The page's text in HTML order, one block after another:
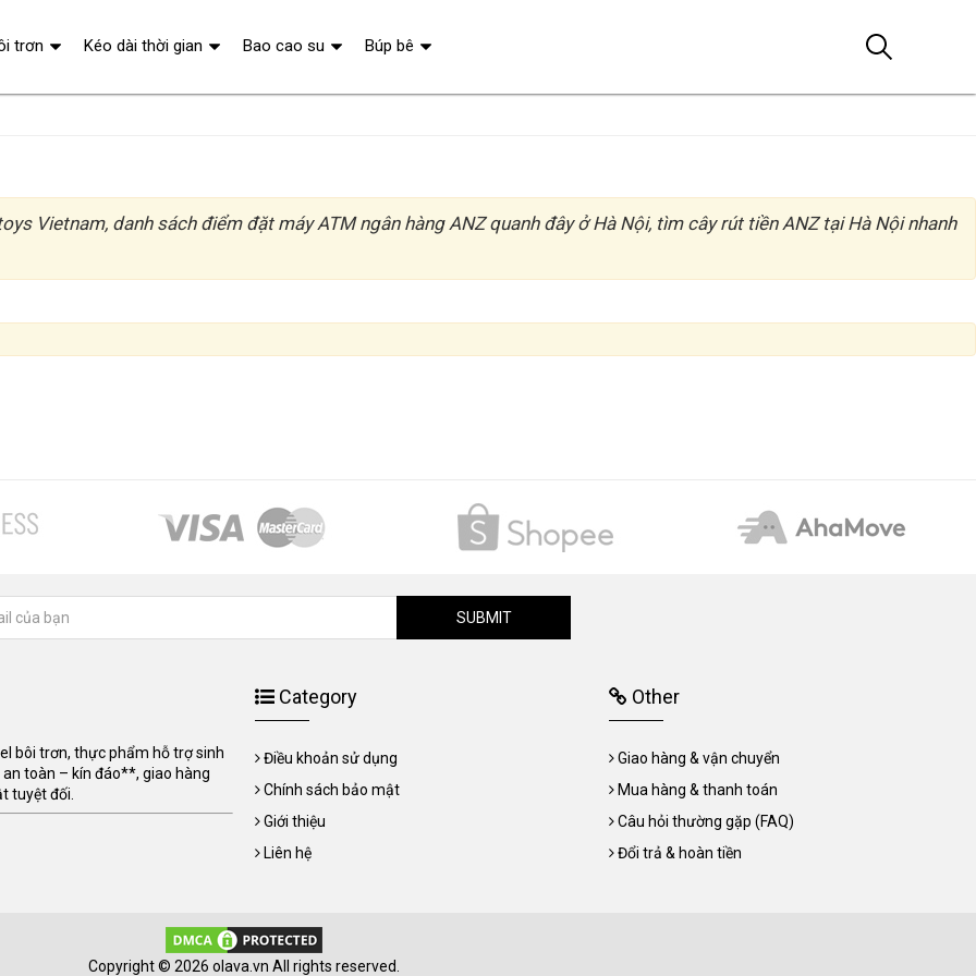
Vietnam, danh sách điểm đặt máy ATM ngân hàng ANZ quanh đây ở Hà Nội, tìm cây rút tiền ANZ tại Hà Nội nhanh
trơn Kéo dài thời gian Bao cao su Búp bê
SUBMIT
bôi trơn, thực phẩm hỗ trợ sinh
toàn – kín đáo**, giao hàng
tuyệt đối.
Category
Điều khoản sử dụng
Chính sách bảo mật
Giới thiệu
Liên hệ
Other
Giao hàng & vận chuyển
Mua hàng & thanh toán
Câu hỏi thường gặp (FAQ)
Đổi trả & hoàn tiền
Copyright © 2026 olava.vn All rights reserved.